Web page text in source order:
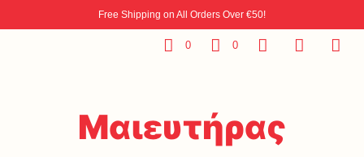
Free Shipping on All Orders Over €50!
0 0
Μαιευτήρας